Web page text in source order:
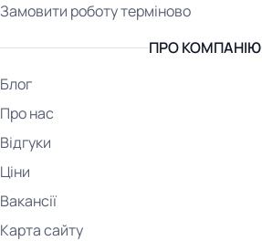
Замовити роботу терміново
ПРО КОМПАНІЮ
Блог
Про нас
Відгуки
Ціни
Вакансії
Карта сайту